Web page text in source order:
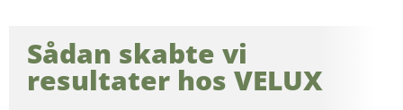
Sådan skabte vi
resultater hos VELUX